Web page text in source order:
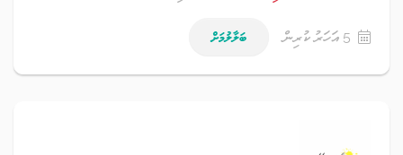
5 އަހަރު ކުރިން ބަލާލުމަށް